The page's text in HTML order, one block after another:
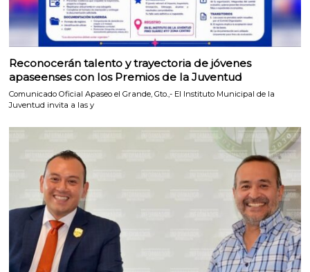
Reconocerán talento y trayectoria de jóvenes
apaseenses con los Premios de la Juventud
Comunicado Oficial Apaseo el Grande, Gto.,- El Instituto Municipal de la
Juventud invita a las y